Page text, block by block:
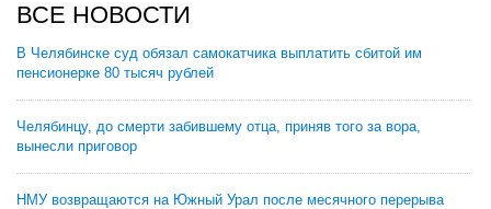
ВСЕ НОВОСТИ
В Челябинске суд обязал самокатчика выплатить сбитой им
пенсионерке 80 тысяч рублей
Челябинцу, до смерти забившему отца, приняв того за вора,
вынесли приговор
НМУ возвращаются на Южный Урал после месячного перерыва